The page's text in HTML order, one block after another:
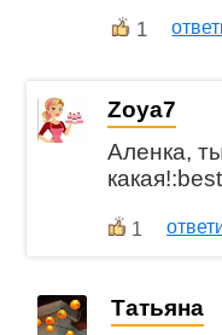
1
Zoya7
Аленка,
1
Татьяна